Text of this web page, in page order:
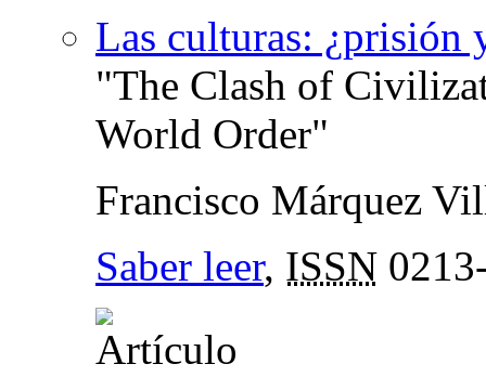
Las culturas: ¿prisión
"The Clash of
World Order"
Francisco Márquez
Saber leer, ISSN